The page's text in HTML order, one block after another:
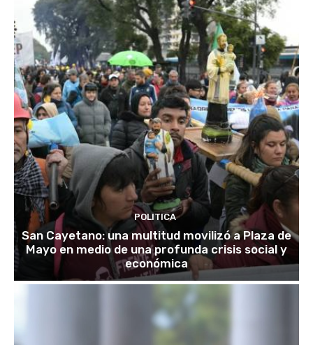
POLITICA
San Cayetano: una multitud movilizó a Plaza de
Mayo en medio de una profunda crisis social y
económica